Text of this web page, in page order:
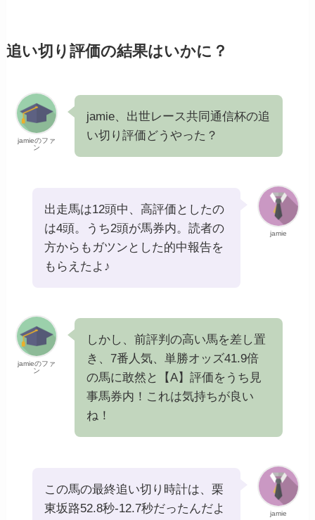
追い切り評価の結果はいかに？
jamieのファ
ン
jamie、出世レース共同通信杯の追
い切り評価どうやった？
jamie
出走馬は12頭中、高評価としたの
は4頭。うち2頭が馬券内。読者の
方からもガツンとした的中報告を
もらえたよ♪
jamieのファ
ン
しかし、前評判の高い馬を差し置
き、7番人気、単勝オッズ41.9倍
の馬に敢然と【A】評価をうち見
事馬券内！これは気持ちが良い
ね！
jamie
この馬の最終追い切り時計は、栗
東坂路52.8秒-12.7秒だったんだよ